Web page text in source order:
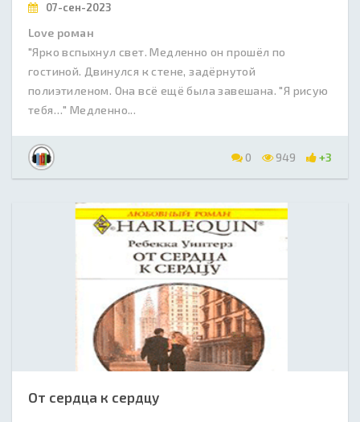
07-сен-2023
Love роман
"Ярко вспыхнул свет. Медленно он прошёл по
гостиной. Двинулся к стене, задёрнутой
полиэтиленом. Она всё ещё была завешана. "Я рисую
тебя…" Медленно...
0 949 +3
От сердца к сердцу